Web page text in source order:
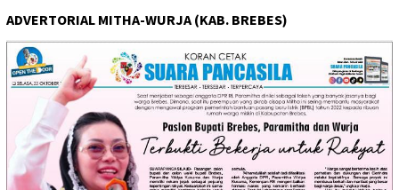
ADVERTORIAL MITHA-WURJA (KAB. BREBES)